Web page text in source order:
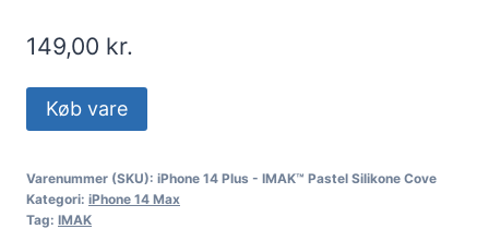
149,00 kr.
Køb vare
Varenummer (SKU): iPhone 14 Plus - IMAK™ Pastel Silikone Cove
Kategori: iPhone 14 Max
Tag: IMAK